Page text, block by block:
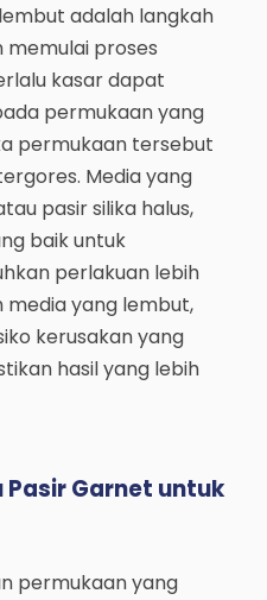
adalah langkah
proses
kasar dapat
permukaan yang
permukaan tersebut
Media yang
pasir silika halus,
baik untuk
perlakuan lebih
media yang lembut,
kerusakan yang
hasil yang lebih
Pasir Garnet untuk
permukaan yang